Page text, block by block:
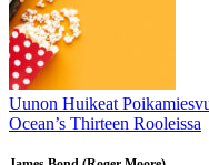
Uunon Huikeat
Ocean’s Thirteen Rooleissa